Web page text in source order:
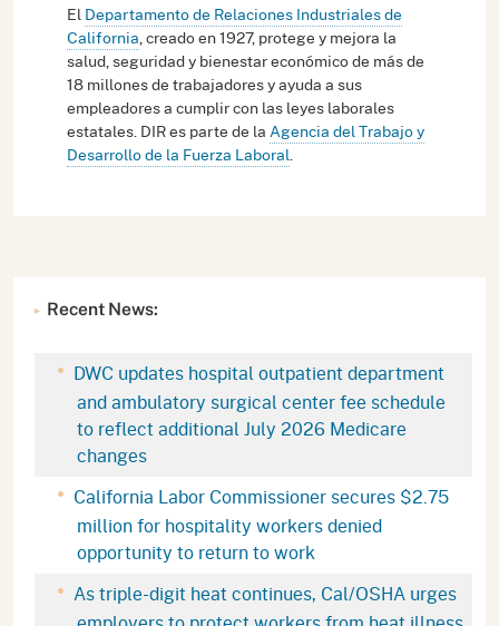
ElDepartamento de Relaciones Industriales de
California, creado en 1927, protege y mejora la
salud, seguridad y bienestar económico de más de
18 millones de trabajadores y ayuda a sus
empleadores a cumplir con las leyes laborales
estatales. DIR es parte de laAgencia del Trabajo y
Desarrollo de la Fuerza Laboral.
Recent News:
DWC updates hospital outpatient department
and ambulatory surgical center fee schedule
to reflect additional July 2026 Medicare
changes
California Labor Commissioner secures $2.75
million for hospitality workers denied
opportunity to return to work
As triple-digit heat continues, Cal/OSHA urges